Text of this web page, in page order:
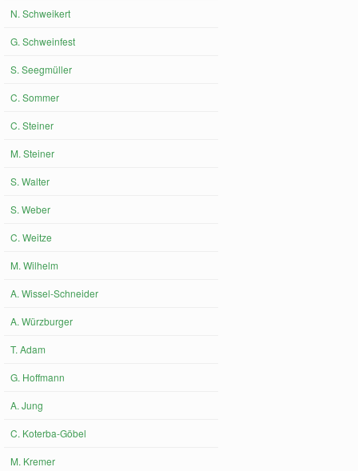
N. Schweikert
G. Schweinfest
S. Seegmüller
C. Sommer
C. Steiner
M. Steiner
S. Walter
S. Weber
C. Weitze
M. Wilhelm
A. Wissel-Schneider
A. Würzburger
T. Adam
G. Hoffmann
A. Jung
C. Koterba-Göbel
M. Kremer